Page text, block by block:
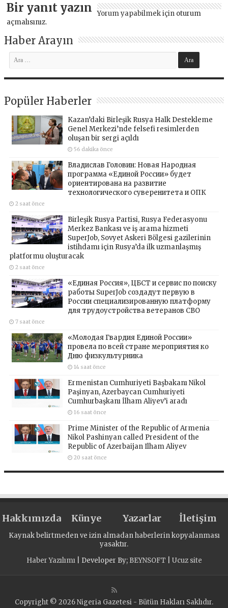
Bir yanıt yazın Yorum yapabilmek için oturum
açmalısınız.
Haber Arayın
Popüler Haberler
Kazan’daki Birleşik Rusya Halk Destekleme
Genel Merkezi’nde felsefi resimlerden
oluşan bir sergi açıldı
56 dakika önce
Владислав Головин: Новая Народная
программа «Единой России» будет
ориентирована на развитие
технологического суверенитета и ОПК
2 saat önce
Birleşik Rusya Partisi, Rusya Federasyonu
Merkez Bankası ve iş arama hizmeti
SuperJob, Sovyet Askeri Bölgesi gazilerinin
istihdamı için Rusya’da ilk uzmanlaşmış
platformu oluşturacak
2 saat önce
«Единая Россия», ЦБСТ и сервис по поиску
работы SuperJob создадут первую в
России специализированную платформу
для трудоустройства ветеранов СВО
7 saat önce
«Молодая Гвардия Единой России»
провела по всей стране мероприятия ко
Дню физкультурника
14 saat önce
Ermenistan Cumhuriyeti Başbakanı Nikol
Paşinyan, Azerbaycan Cumhuriyeti
Cumhurbaşkanı İlham Aliyev’i aradı
16 saat önce
Prime Minister of the Republic of Armenia
Nikol Pashinyan called President of the
Republic of Azerbaijan Ilham Aliyev
20 saat önce
Hakkımızda Künye Yazarlar İletişim
Kaynak belirtmeden ve izin almadan haberlerin kopyalanması
yasaktır.
Haber Yazılımı| Developer By; BEYNSOFT Ucuz site
Copyright © 2026 Nigeria Gazetesi - Bütün Hakları Saklıdır.